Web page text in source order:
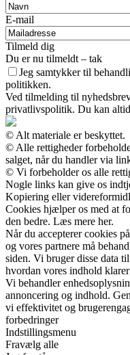
E-mail
Tilmeld dig
Du er nu tilmeldt – tak
Jeg samtykker til
politikken.
Ved tilmelding til
privatlivspolitik. Du kan
© Alt materiale er beskyttet.
© Alle rettigheder
salget, når du handler via
© Vi forbeholder os alle
Nogle links kan give os
Kopiering eller
Cookies hjælper os med at
den bedre. Læs mere her.
Når du accepterer cookies
og vores partnere må
siden. Vi bruger disse data
hvordan vores indhold
Vi behandler
annoncering og indhold.
vi effektivitet og
forbedringer
Indstillingsmenu
Fravælg alle